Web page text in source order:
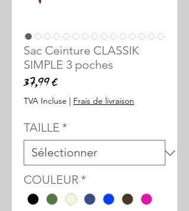
Sac Ceinture CLASSIK
SIMPLE 3 poches
37,99 €Prix
TVA Incluse | Frais de livraison
TAILLE *
COULEUR *